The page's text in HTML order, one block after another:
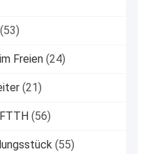
(53)
Freien (24)
(21)
(56)
(55)